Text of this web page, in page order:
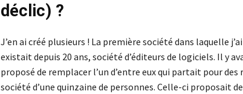
déclic) ?
J’en ai créé plusieurs ! La première société dans laquelle
existait depuis 20 ans, société d’éditeurs de logiciels. Il y
proposé de remplacer l’un d’entre eux qui partait pour
société d’une quinzaine de personnes. Celle-ci proposait